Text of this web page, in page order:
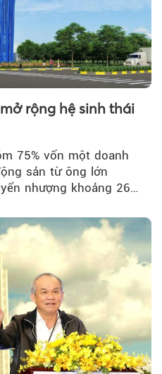
rộng hệ sinh thái
75% vốn một doanh
sản từ ông lớn
nhượng khoảng 262